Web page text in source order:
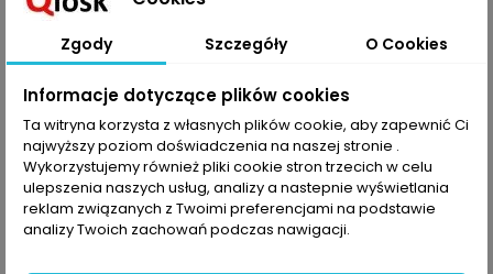
OPIS SZCZEGÓŁY PRODUKTU
Szukając nowości, trafisz na serwetki, które uzupełnią
nowoczesny wystrój mieszkania. Serwetki okrągłe w dżinsowym
Zgody Szczegóły O Cookies
Informacje dotyczące plików cookies
Ta witryna korzysta z własnych plików cookie, aby zapewnić Ci
najwyższy poziom doświadczenia na naszej stronie .
Wykorzystujemy również pliki cookie stron trzecich w celu
ulepszenia naszych usług, analizy a nastepnie wyświetlania
reklam związanych z Twoimi preferencjami na podstawie
analizy Twoich zachowań podczas nawigacji.